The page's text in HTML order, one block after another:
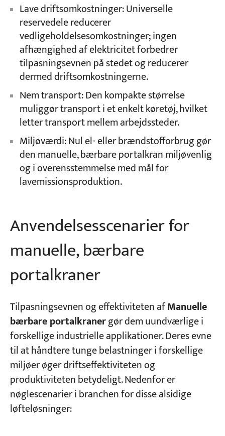
Lave driftsomkostninger: Universelle
reservedele reducerer
vedligeholdelsesomkostninger; ingen
afhængighed af elektricitet forbedrer
tilpasningsevnen på stedet og reducerer
dermed driftsomkostningerne.
Nem transport: Den kompakte størrelse
muliggør transport i et enkelt køretøj, hvilket
letter transport mellem arbejdssteder.
Miljøværdi: Nul el- eller brændstofforbrug gør
den manuelle, bærbare portalkran miljøvenlig
og i overensstemmelse med mål for
lavemissionsproduktion.
Anvendelsesscenarier for
manuelle, bærbare
portalkraner
Tilpasningsevnen og effektiviteten afManuelle
bærbare portalkranergør dem uundværlige i
forskellige industrielle applikationer. Deres evne
til at håndtere tunge belastninger i forskellige
miljøer øger driftseffektiviteten og
produktiviteten betydeligt. Nedenfor er
nøglescenarier i branchen for disse alsidige
løfteløsninger: